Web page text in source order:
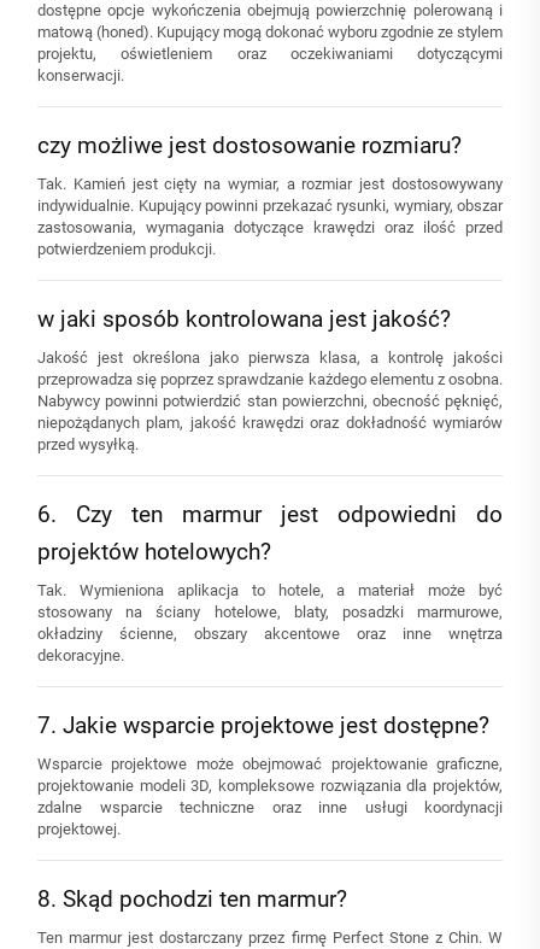
dostępne opcje wykończenia obejmują powierzchnię polerowaną i
matową (honed). Kupujący mogą dokonać wyboru zgodnie ze stylem
projektu, oświetleniem oraz oczekiwaniami dotyczącymi
konserwacji.
czy możliwe jest dostosowanie rozmiaru?
Tak. Kamień jest cięty na wymiar, a rozmiar jest dostosowywany
indywidualnie. Kupujący powinni przekazać rysunki, wymiary, obszar
zastosowania, wymagania dotyczące krawędzi oraz ilość przed
potwierdzeniem produkcji.
w jaki sposób kontrolowana jest jakość?
Jakość jest określona jako pierwsza klasa, a kontrolę jakości
przeprowadza się poprzez sprawdzanie każdego elementu z osobna.
Nabywcy powinni potwierdzić stan powierzchni, obecność pęknięć,
niepożądanych plam, jakość krawędzi oraz dokładność wymiarów
przed wysyłką.
6. Czy ten marmur jest odpowiedni do
projektów hotelowych?
Tak. Wymieniona aplikacja to hotele, a materiał może być
stosowany na ściany hotelowe, blaty, posadzki marmurowe,
okładziny ścienne, obszary akcentowe oraz inne wnętrza
dekoracyjne.
7. Jakie wsparcie projektowe jest dostępne?
Wsparcie projektowe może obejmować projektowanie graficzne,
projektowanie modeli 3D, kompleksowe rozwiązania dla projektów,
zdalne wsparcie techniczne oraz inne usługi koordynacji
projektowej.
8. Skąd pochodzi ten marmur?
Ten marmur jest dostarczany przez firmę Perfect Stone z Chin. W